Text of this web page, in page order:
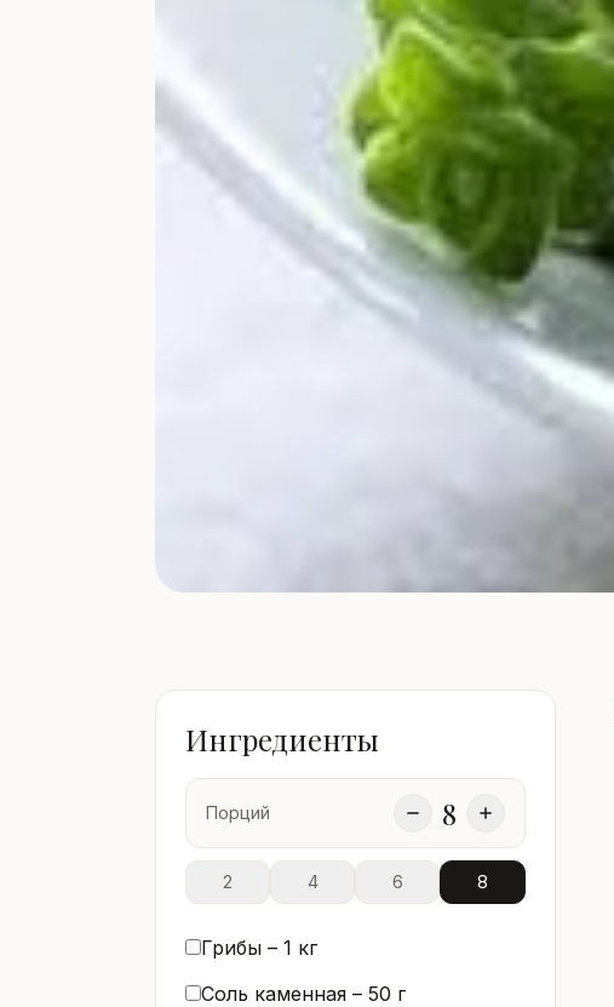
Ингредиенты
Порций 8
2 4 6 8
Грибы – 1 кг
Соль каменная – 50 г